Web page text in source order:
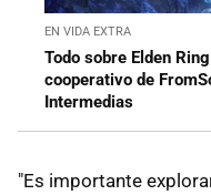
EN VIDA EXTRA
Todo sobre Elden
cooperativo de
Intermedias
"Es importante